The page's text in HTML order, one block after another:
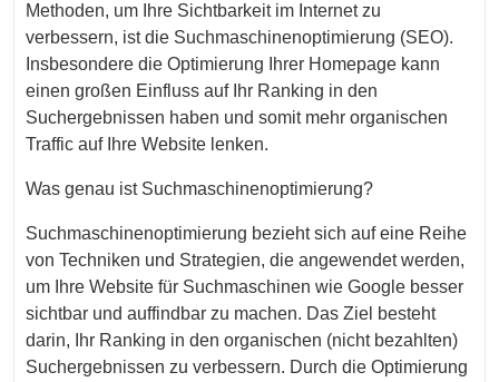
Methoden, um Ihre Sichtbarkeit im Internet zu
verbessern, ist die Suchmaschinenoptimierung (SEO).
Insbesondere die Optimierung Ihrer Homepage kann
einen großen Einfluss auf Ihr Ranking in den
Suchergebnissen haben und somit mehr organischen
Traffic auf Ihre Website lenken.
Was genau ist Suchmaschinenoptimierung?
Suchmaschinenoptimierung bezieht sich auf eine Reihe
von Techniken und Strategien, die angewendet werden,
um Ihre Website für Suchmaschinen wie Google besser
sichtbar und auffindbar zu machen. Das Ziel besteht
darin, Ihr Ranking in den organischen (nicht bezahlten)
Suchergebnissen zu verbessern. Durch die Optimierung